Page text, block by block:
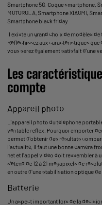
Smartphone 5G, Coque smartphone,
MOTOROLA, Smartphone XIAOMI,
Smartphone black friday
Il existe un grand choix de modèles
Réfléchissez aux caractéristiques
vous serez également satisfait d'une
Les
compte
Appareil photo
L'appareil photo du téléphone
véritable reflex. Pourquoi emporter
permet d'obtenir des résultats
l'actualité, il faut une bonne caméra
net et l'appel vidéo doit ressembler à
s'étend de 12 à 21 mégapixels de
en outre d'une stabilisation optique
Batterie
Un aspect important lors de la